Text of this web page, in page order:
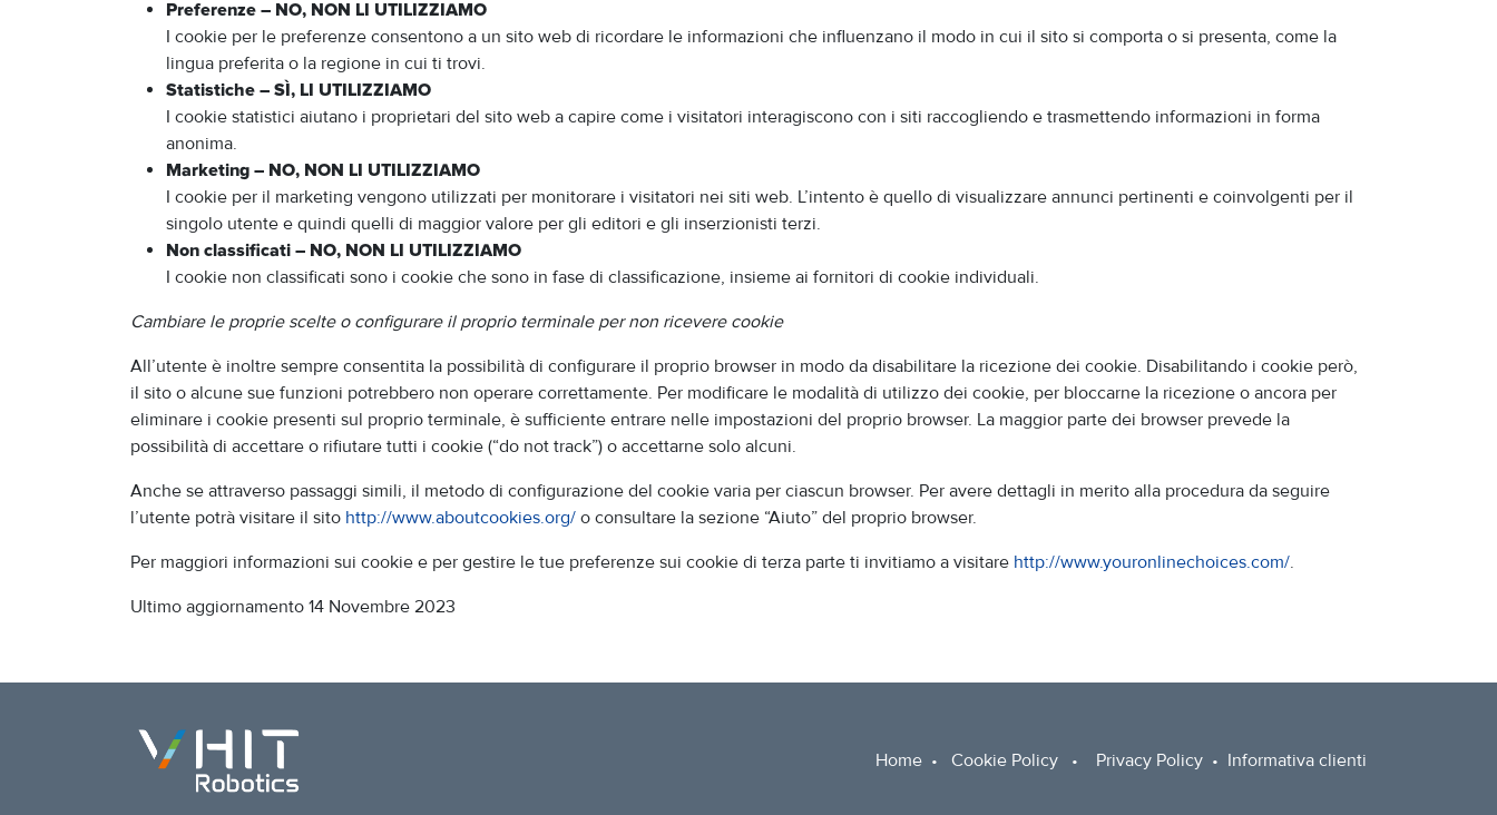
Preferenze – NO, NON LI UTILIZZIAMO
I cookie per le preferenze consentono a un sito web di ricordare le informazioni che influenzano il modo in cui il sito si comporta o si presenta, come la
lingua preferita o la regione in cui ti trovi.
Statistiche – SÌ, LI UTILIZZIAMO
I cookie statistici aiutano i proprietari del sito web a capire come i visitatori interagiscono con i siti raccogliendo e trasmettendo informazioni in forma
anonima.
Marketing – NO, NON LI UTILIZZIAMO
I cookie per il marketing vengono utilizzati per monitorare i visitatori nei siti web. L’intento è quello di visualizzare annunci pertinenti e coinvolgenti per il
singolo utente e quindi quelli di maggior valore per gli editori e gli inserzionisti terzi.
Non classificati – NO, NON LI UTILIZZIAMO
I cookie non classificati sono i cookie che sono in fase di classificazione, insieme ai fornitori di cookie individuali.
Cambiare le proprie scelte o configurare il proprio terminale per non ricevere cookie
All’utente è inoltre sempre consentita la possibilità di configurare il proprio browser in modo da disabilitare la ricezione dei cookie. Disabilitando i cookie però,
il sito o alcune sue funzioni potrebbero non operare correttamente. Per modificare le modalità di utilizzo dei cookie, per bloccarne la ricezione o ancora per
eliminare i cookie presenti sul proprio terminale, è sufficiente entrare nelle impostazioni del proprio browser. La maggior parte dei browser prevede la
possibilità di accettare o rifiutare tutti i cookie (“do not track”) o accettarne solo alcuni.
Anche se attraverso passaggi simili, il metodo di configurazione del cookie varia per ciascun browser. Per avere dettagli in merito alla procedura da seguire
l’utente potrà visitare il sito http://www.aboutcookies.org/ o consultare la sezione “Aiuto” del proprio browser.
Per maggiori informazioni sui cookie e per gestire le tue preferenze sui cookie di terza parte ti invitiamo a visitare http://www.youronlinechoices.com/.
Ultimo aggiornamento 14 Novembre 2023
Home • Cookie Policy • Privacy Policy • Informativa clienti